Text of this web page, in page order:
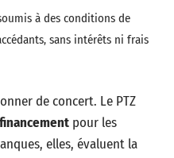
à des conditions de
sans intérêts ni frais
de concert. Le PTZ
financement pour les
elles, évaluent la